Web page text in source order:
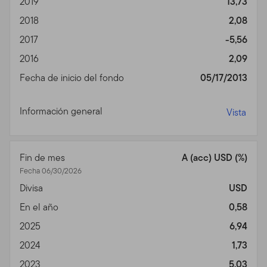
2018
2,08
2017
-5,56
2016
2,09
Fecha de inicio del fondo
05/17/2013
Información general Vista
Fin de mes
Fecha 06/30/2026
A (acc) USD (%)
Divisa
USD
En el año
0,58
2025
6,94
2024
1,73
2023
5,03
Privacidad, Transmisión de
Información Personal,
Comunicaciones No
Uso
Privacidad para un sumario de la información personal
no pública que podemos acopiar y mantener de
inversores actuales y de ex inversores; nuestra política
con relación al uso de esa información; y las medidas
que tomamos para salvaguardarla.
Transmisión de Información Personal.
Su uso de este
Sitio puede implicar la trasmisión de información,